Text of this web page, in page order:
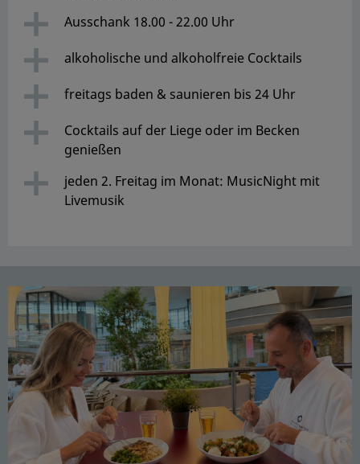
Ausschank 18.00 - 22.00 Uhr
alkoholische und alkoholfreie Cocktails
freitags baden & saunieren bis 24 Uhr
Cocktails auf der Liege oder im Becken
genießen
jeden 2. Freitag im Monat: MusicNight mit
Livemusik